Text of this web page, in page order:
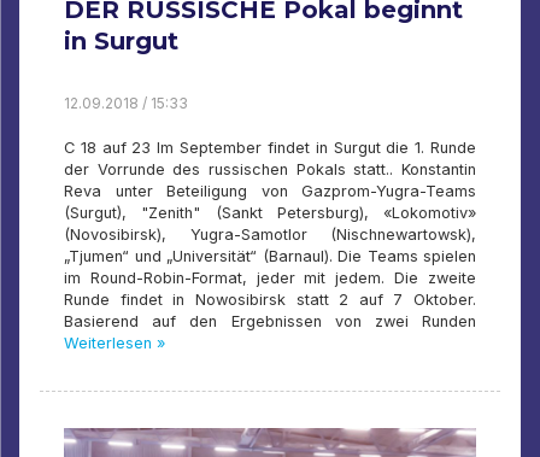
DER RUSSISCHE Pokal beginnt
in Surgut
12.09.2018 / 15:33
C 18 auf 23 Im September findet in Surgut die 1. Runde
der Vorrunde des russischen Pokals statt.. Konstantin
Reva unter Beteiligung von Gazprom-Yugra-Teams
(Surgut), "Zenith" (Sankt Petersburg), «Lokomotiv»
(Novosibirsk), Yugra-Samotlor (Nischnewartowsk),
„Tjumen“ und „Universität“ (Barnaul). Die Teams spielen
im Round-Robin-Format, jeder mit jedem. Die zweite
Runde findet in Nowosibirsk statt 2 auf 7 Oktober.
Basierend auf den Ergebnissen von zwei Runden
Weiterlesen »